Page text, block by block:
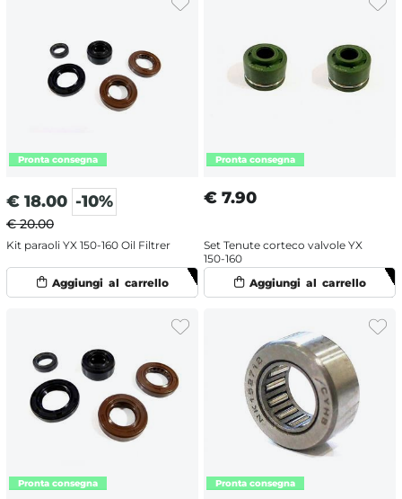
€ 18.00 -10%
€ 20.00
Kit paraoli YX 150-160 Oil Filtrer
€ 7.90
Set Tenute corteco valvole YX
150-160